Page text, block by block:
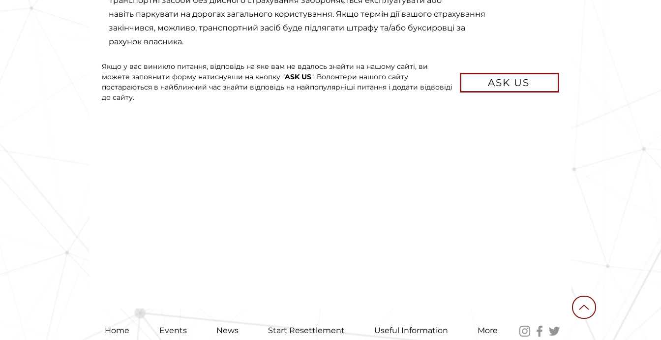
навіть паркувати на дорогах загального користування. Якщо термін дії вашого страхування
закінчився, можливо, транспортний засіб буде підлягати штрафу та/або буксировцi за
рахунок власника.
Якщо у вас виникло питання, відповідь на яке вам не вдалось знайти на нашому сайті, ви
можете заповнити форму натиснувши на кнопку "ASK US". Волонтери нашого сайту
постараються в найближчий час знайти відповідь на найпопулярніші питання і додати відвовіді
до сайту.
ASK US
Home Events News Start Resettlement Useful Information More